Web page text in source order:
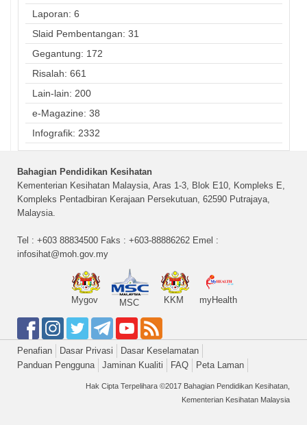
Laporan: 6
Slaid Pembentangan: 31
Gegantung: 172
Risalah: 661
Lain-lain: 200
e-Magazine: 38
Infografik: 2332
Bahagian Pendidikan Kesihatan
Kementerian Kesihatan Malaysia, Aras 1-3, Blok E10, Kompleks E,
Kompleks Pentadbiran Kerajaan Persekutuan, 62590 Putrajaya,
Malaysia.
Tel : +603 88834500 Faks : +603-88886262 Emel :
infosihat@moh.gov.my
Mygov MSC KKM myHealth
Penafian Dasar Privasi
Dasar Keselamatan
Panduan Pengguna
Jaminan Kualiti FAQ Peta Laman
Hak Cipta Terpelihara ©2017 Bahagian Pendidikan Kesihatan,
Kementerian Kesihatan Malaysia